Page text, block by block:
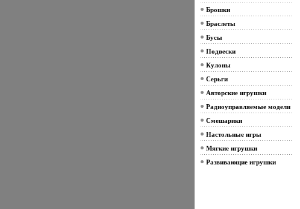
Брошки
Браслеты
Бусы
Подвески
Кулоны
Серьги
Авторские игрушки
Радиоуправляемые модели
Смешарики
Настольные игры
Мягкие игрушки
Развивающие игрушки